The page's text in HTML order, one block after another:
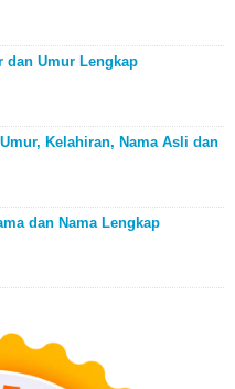
dan Umur Lengkap
Kelahiran, Nama Asli dan
dan Nama Lengkap